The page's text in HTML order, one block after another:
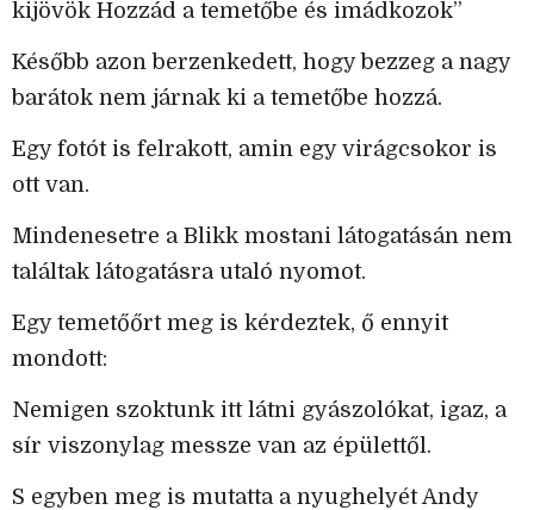
kijövök Hozzád a temetőbe és imádkozok”
Később azon berzenkedett, hogy bezzeg a nagy
barátok nem járnak ki a temetőbe hozzá.
Egy fotót is felrakott, amin egy virágcsokor is
ott van.
Mindenesetre a Blikk mostani látogatásán nem
találtak látogatásra utaló nyomot.
Egy temetőőrt meg is kérdeztek, ő ennyit
mondott:
Nemigen szoktunk itt látni gyászolókat, igaz, a
sír viszonylag messze van az épülettől.
S egyben meg is mutatta a nyughelyét Andy